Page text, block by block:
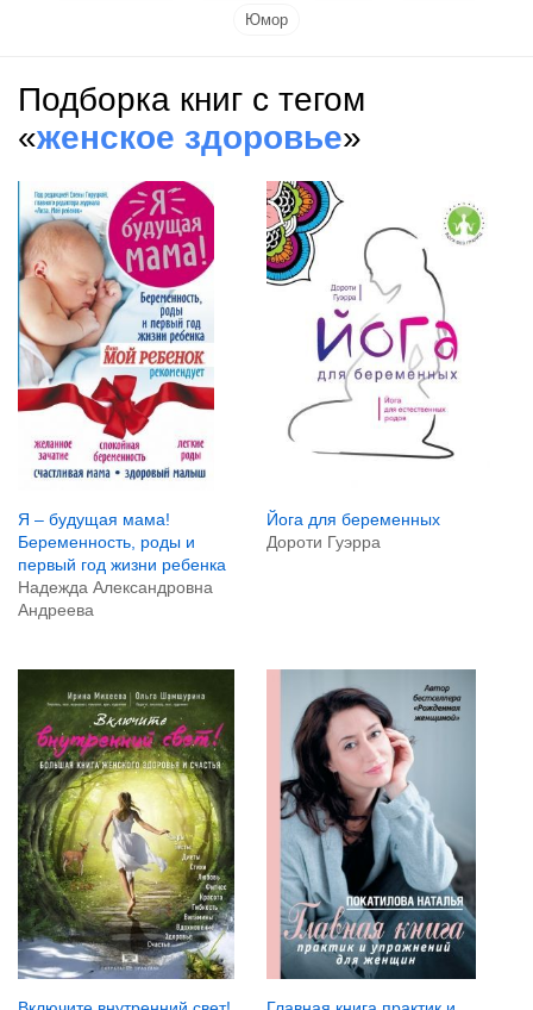
Юмор
Подборка книг с тегом
«женское здоровье»
Я – будущая мама!
Беременность, роды и
первый год жизни ребенка
Надежда Александровна
Андреева
Йога для беременных
Дороти Гуэрра